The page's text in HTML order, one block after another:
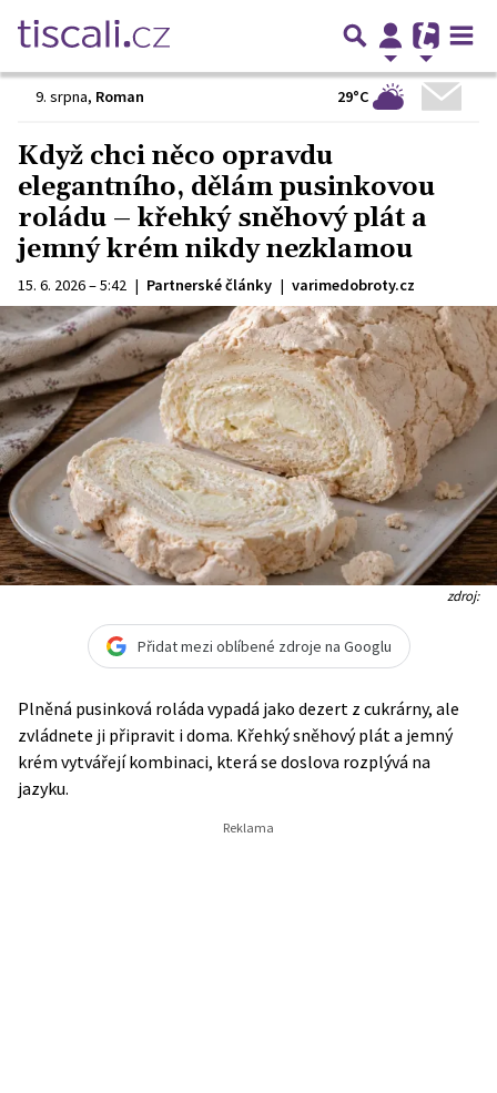
9. srpna, Roman 29°C
Když chci něco opravdu
elegantního, dělám pusinkovou
roládu – křehký sněhový plát a
jemný krém nikdy nezklamou
15. 6. 2026 – 5:42 | Partnerské články | varimedobroty.cz
zdroj:
Přidat mezi oblíbené zdroje na Googlu
Plněná pusinková roláda vypadá jako dezert z cukrárny, ale
zvládnete ji připravit i doma. Křehký sněhový plát a jemný
krém vytvářejí kombinaci, která se doslova rozplývá na
jazyku.